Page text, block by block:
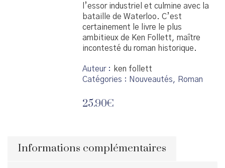
l’essor industriel et culmine avec la
bataille de Waterloo. C’est
certainement le livre le plus
ambitieux de Ken Follett, maître
incontesté du roman historique.
Auteur
ken follett
Catégories : Nouveautés, Roman
25.90€
Informations complémentaires